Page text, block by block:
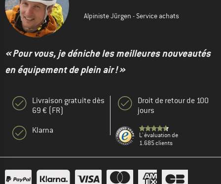
Alpiniste Jürgen - Service achats
« Pour vous, je déniche les meilleures nouveautés
en équipement de plein air ! »
Livraison gratuite dès
69 € (FR)
Klarna
Droit de retour de 100
jours
L' évaluation de
1.685 clients